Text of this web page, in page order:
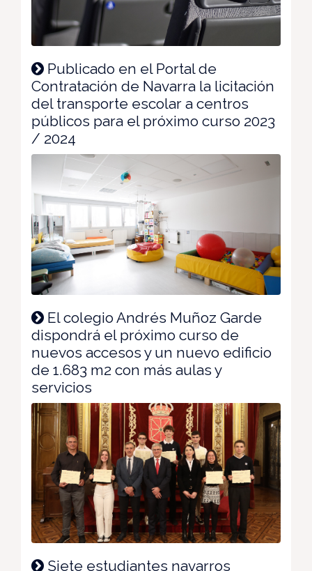
Publicado en el Portal de
Contratación de Navarra la licitación
del transporte escolar a centros
públicos para el próximo curso 2023
/ 2024
El colegio Andrés Muñoz Garde
dispondrá el próximo curso de
nuevos accesos y un nuevo edificio
de 1.683 m2 con más aulas y
servicios
Siete estudiantes navarros